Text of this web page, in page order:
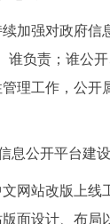
العربية
强对政府信
谁负责；谁公
理工作，公开
公开平台建设
站改版上线
面设计、布局